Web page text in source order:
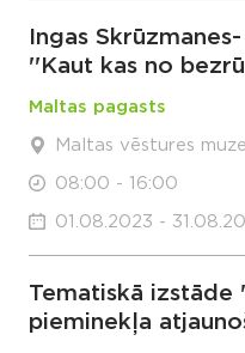
Ingas
''Kaut kas no
Maltas pagasts
Maltas vēstures
08:00 - 16:00
01.08.2023 -
Tematiskā izstāde
pieminekļa